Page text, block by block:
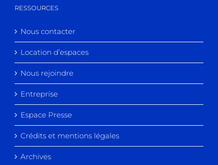
RESSOURCES
Nous contacter
Location d’espaces
Nous rejoindre
Entreprise
Espace Presse
Crédits et mentions légales
Archives